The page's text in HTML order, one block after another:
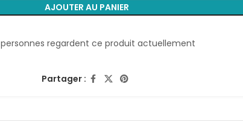
AJOUTER AU PANIER
personnes regardent ce produit actuellement
Partager :